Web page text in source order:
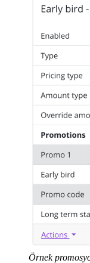
Örnek